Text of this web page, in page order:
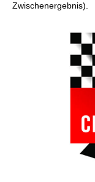
Zwischenergebnis).